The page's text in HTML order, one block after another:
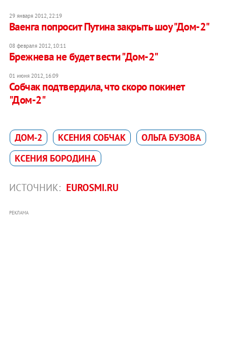
29 января 2012, 22:19
Ваенга попросит Путина закрыть шоу "Дом-2"
08 февраля 2012, 10:11
Брежнева не будет вести "Дом-2"
01 июня 2012, 16:09
Собчак подтвердила, что скоро покинет
"Дом-2"
ДОМ-2 КСЕНИЯ СОБЧАК
ОЛЬГА БУЗОВА
КСЕНИЯ БОРОДИНА
ИСТОЧНИК: EUROSMI.RU
РЕКЛАМА